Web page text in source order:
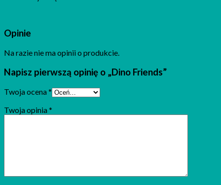
Opinie
Na razie nie ma opinii o produkcie.
Napisz pierwszą opinię o „Dino Friends”
Twoja ocena*
Twoja opinia*